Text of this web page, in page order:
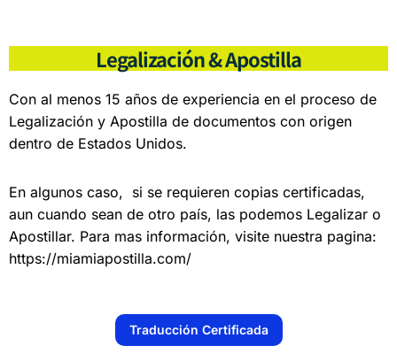
Legalización & Apostilla
Con al menos 15 años de experiencia en el proceso de
Legalización y Apostilla de documentos con origen
dentro de Estados Unidos.
En algunos caso, si se requieren copias certificadas,
aun cuando sean de otro país, las podemos Legalizar o
Apostillar. Para mas información, visite nuestra pagina:
https://miamiapostilla.com/
Traducción Certificada